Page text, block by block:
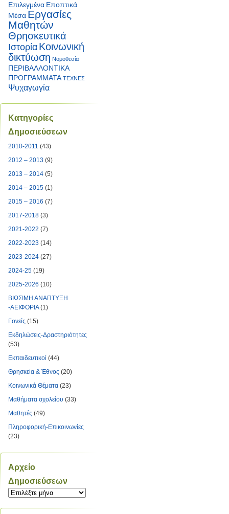
Επιλεγμένα Εποπτικά
Μέσα Εργασίες
Μαθητών
Θρησκευτικά
ΙστορίαΚοινωνική
δικτύωση Νομοθεσία
ΠΕΡΙΒΑΛΛΟΝΤΙΚΑ
ΠΡΟΓΡΑΜΜΑΤΑ ΤΕΧΝΕΣ
Ψυχαγωγία
Κατηγορίες
Δημοσιεύσεων
2010-2011 (43)
2012 – 2013 (9)
2013 – 2014 (5)
2014 – 2015 (1)
2015 – 2016 (7)
2017-2018 (3)
2021-2022 (7)
2022-2023 (14)
2023-2024 (27)
2024-25 (19)
2025-2026 (10)
ΒΙΩΣΙΜΗ ΑΝΑΠΤΥΞΗ
-ΑΕΙΦΟΡΙΑ(1)
Γονείς (15)
Εκδηλώσεις-Δραστηριότητες
(53)
Εκπαιδευτικοί (44)
Θρησκεία & Έθνος (20)
Κοινωνικά Θέματα (23)
Μαθήματα σχολείου (33)
Μαθητές (49)
Πληροφορική-Επικοινωνίες
(23)
Αρχείο
Δημοσιεύσεων
Αρχείο